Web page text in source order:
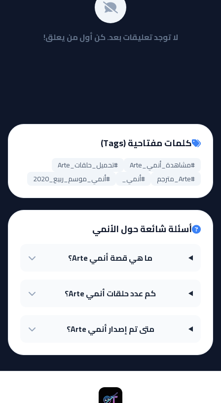
لا توجد تعليقات بعد. كن أول من يعلق!
كلمات مفتاحية (Tags)
#مشاهدة_أنمي_Arte
#تحميل_حلقات_Arte
#Arte_مترجم
#أنمي_ #أنمي_موسم_ربيع_2020
أسئلة شائعة حول الأنمي
ما هي قصة أنمي Arte؟
كم عدد حلقات أنمي Arte؟
متى تم إصدار أنمي Arte؟